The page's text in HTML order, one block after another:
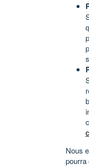
Nous
pourra